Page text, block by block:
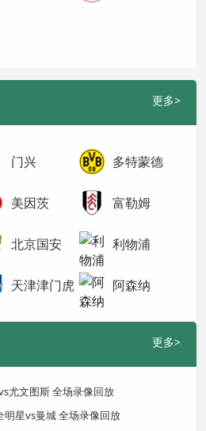
更多>
门兴 多特蒙德
美因茨 富勒姆
北京国安 利物浦
天津津门虎 阿森纳
更多>
尤文图斯 全场录像回放
明星vs曼城 全场录像回放